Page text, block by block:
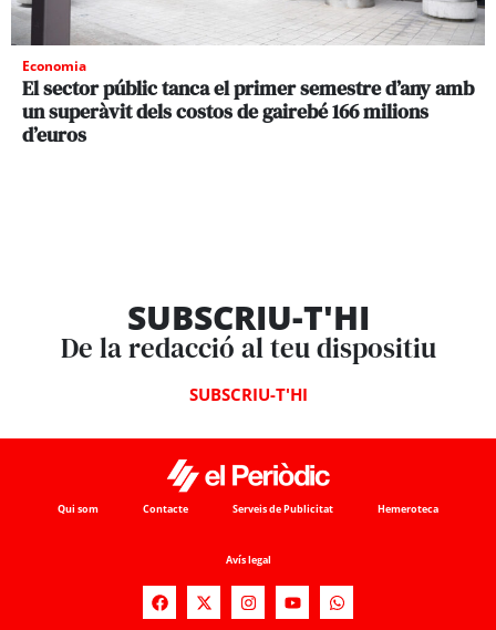
Economia
El sector públic tanca el primer semestre d’any amb
un superàvit dels costos de gairebé 166 milions
d’euros
SUBSCRIU-T'HI
De la redacció al teu dispositiu
SUBSCRIU-T'HI
Qui som Contacte Serveis de Publicitat Hemeroteca
Avís legal